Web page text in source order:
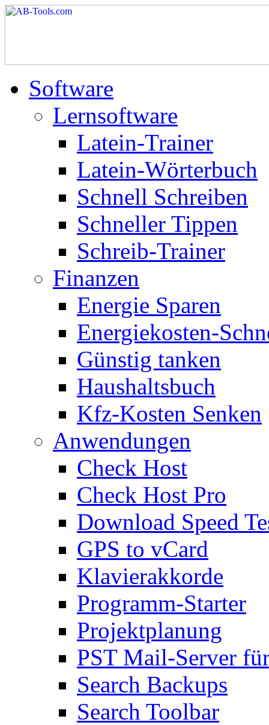
Software
Lernsoftware
Latein-Trainer
Latein-Wörterbuch
Schnell Schreiben
Schneller Tippen
Schreib-Trainer
Finanzen
Energie Sparen
Energiekosten-
Günstig tanken
Haushaltsbuch
Kfz-Kosten Senken
Anwendungen
Check Host
Check Host Pro
Download Speed
GPS to vCard
Klavierakkorde
Programm-Starter
Projektplanung
PST Mail-Server
Search Backups
Search Toolbar